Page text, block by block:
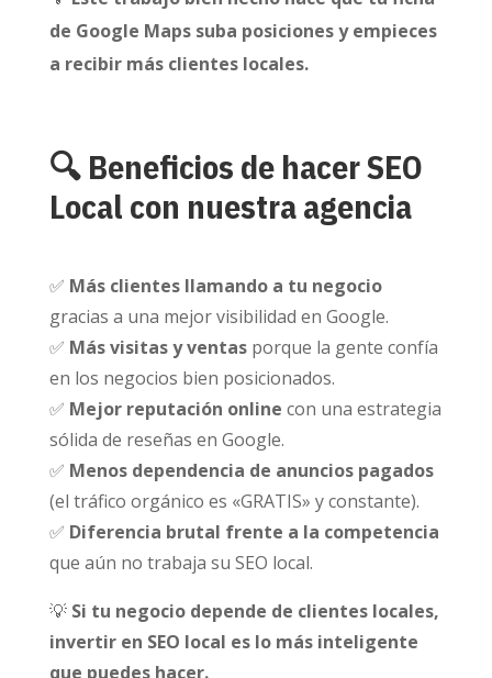
de Google Maps suba posiciones y empieces
a recibir más clientes locales.
🔍 Beneficios de hacer SEO
Local con nuestra agencia
✅ Más clientes llamando a tu negocio
gracias a una mejor visibilidad en Google.
✅ Más visitas y ventasporque la gente confía
en los negocios bien posicionados.
✅ Mejor reputación online con una estrategia
sólida de reseñas en Google.
✅ Menos dependencia de anuncios pagados
(el tráfico orgánico es «GRATIS» y constante).
✅ Diferencia brutal frente a la competencia
que aún no trabaja su SEO local.
💡 Si tu negocio depende de clientes locales,
invertir en SEO local es lo más inteligente
que puedes hacer.